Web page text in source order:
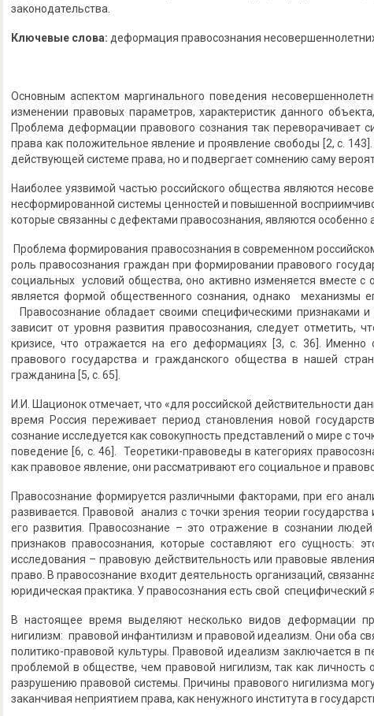
законодательства.
Ключевые слова: деформация правосознания
Основным аспектом маргинального поведения
изменении правовых параметров, характеристик данного
Проблема деформации правового сознания так
права как положительное явление и проявление свободы [2, с.
действующей системе права, но и подвергает сомнению саму
Наиболее уязвимой частью российского общества являются
несформированной системы ценностей и повышенной
которые связанны с дефектами правосознания, являются особенно
Проблема формирования правосознания в современном
роль правосознания граждан при формировании правового
социальных условий общества, оно активно изменяется вместе с
является формой общественного сознания, однако механизмы
Правосознание обладает своими специфическими признаками
зависит от уровня развития правосознания, следует отметить,
кризисе, что отражается на его деформациях [3, с. 36]. Именно
правового государства и гражданского общества в нашей
гражданина [5, с. 65].
И.И. Шационок отмечает, что «для российской действительности
время Россия переживает период становления новой
сознание исследуется как совокупность представлений о мире с
поведение [6, c. 46]. Теоретики-правоведы в категориях
как правовое явление, они рассматривают его социальное и
Правосознание формируется различными факторами, при его
развивается. Правовой анализ с точки зрения теории
его развития. Правосознание – это отражение в сознании
признаков правосознания, которые составляют его
исследования – правовую действительность или правовые
право. В правосознание входит деятельность организаций,
юридическая практика. У правосознания есть свой специфический
В настоящее время выделяют несколько видов деформации
нигилизм: правовой инфантилизм и правовой идеализм. Они оба
политико-правовой культуры. Правовой идеализм заключается в
проблемой в обществе, чем правовой нигилизм, так как личность
разрушению правовой системы. Причины правового нигилизма
заканчивая неприятием права, как ненужного института в